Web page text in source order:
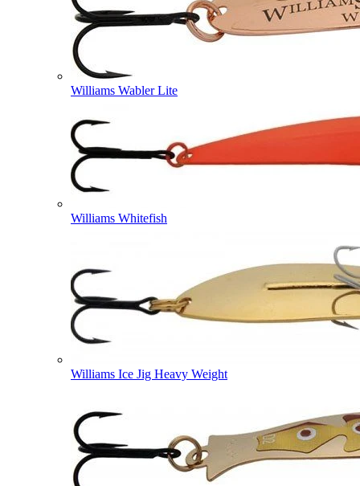
Williams Wabler Lite
Williams Whitefish
Williams Ice Jig Heavy Weight